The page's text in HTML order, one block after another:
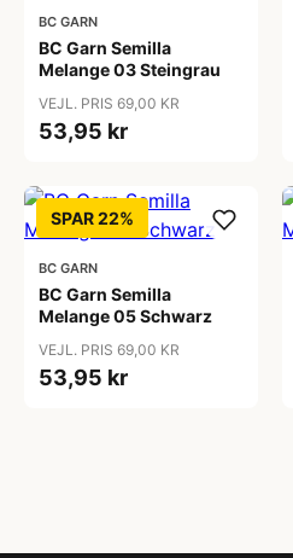
BC GARN
BC Garn Semilla
Melange 03 Steingrau
VEJL. PRIS 69,00 KR
53,95 kr
SPAR 22%
BC GARN
BC Garn Semilla
Melange 05 Schwarz
VEJL. PRIS 69,00 KR
53,95 kr